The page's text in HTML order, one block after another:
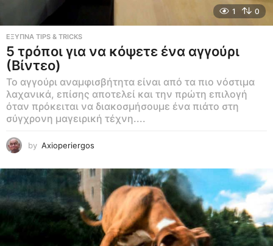
1 0
ΕΞΥΠΝΑ TIPS & TRICKS
5 τρόποι για να κόψετε ένα αγγούρι
(Βίντεο)
Το αγγούρι αναμφισβήτητα είναι από τα πιο νόστιμα
λαχανικά, επίσης αποτελεί και την πρώτη επιλογή
όταν πρόκειται να διακοσμήσουμε ένα πιάτο στη
σύγχρονη μαγειρική τέχνη....
by Axioperiergos